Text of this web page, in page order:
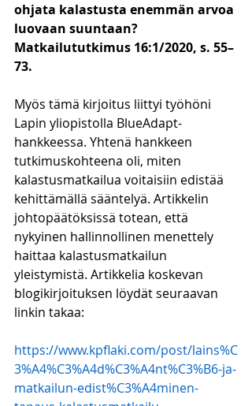
ohjata kalastusta enemmän arvoa
luovaan suuntaan?
Matkailututkimus 16:1/2020, s. 55–
73.
Myös tämä kirjoitus liittyi työhöni
Lapin yliopistolla BlueAdapt-
hankkeessa. Yhtenä hankkeen
tutkimuskohteena oli, miten
kalastusmatkailua voitaisiin edistää
kehittämällä sääntelyä. Artikkelin
johtopäätöksissä totean, että
nykyinen hallinnollinen menettely
haittaa kalastusmatkailun
yleistymistä. Artikkelia koskevan
blogikirjoituksen löydät seuraavan
linkin takaa:
https://www.kpflaki.com/post/lains%C
3%A4%C3%A4d%C3%A4nt%C3%B6-ja-
matkailun-edist%C3%A4minen-